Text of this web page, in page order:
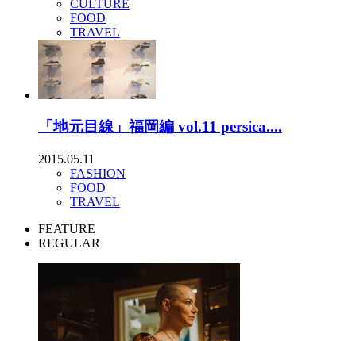
CULTURE
FOOD
TRAVEL
「地元目線」福岡編 vol.11 persica....
2015.05.11
FASHION
FOOD
TRAVEL
FEATURE
REGULAR